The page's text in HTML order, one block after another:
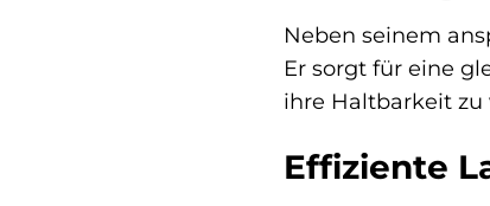
Neben seinem
Er sorgt für eine
ihre Haltbarkeit zu
Effiziente